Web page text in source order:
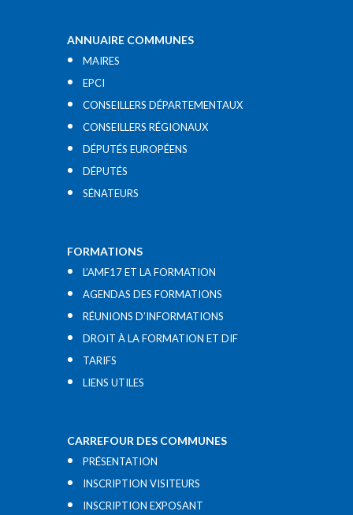
ANNUAIRE COMMUNES
MAIRES
EPCI
CONSEILLERS DÉPARTEMENTAUX
CONSEILLERS RÉGIONAUX
DÉPUTÉS EUROPÉENS
DÉPUTÉS
SÉNATEURS
FORMATIONS
L’AMF17 ET LA FORMATION
AGENDAS DES FORMATIONS
RÉUNIONS D’INFORMATIONS
DROIT À LA FORMATION ET DIF
TARIFS
LIENS UTILES​
CARREFOUR DES COMMUNES
PRÉSENTATION
INSCRIPTION VISITEURS
INSCRIPTION EXPOSANT